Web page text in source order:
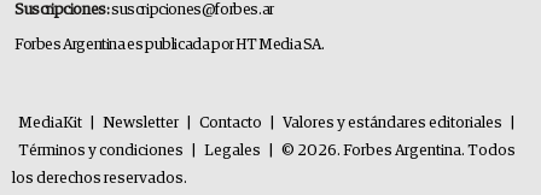
Suscripciones:suscripciones@forbes.ar
Forbes Argentina es publicada por HT Media SA.
MediaKit Newsletter Contacto Valores y estándares editoriales
Términos y condiciones
Legales
© 2026. Forbes Argentina. Todos
los derechos reservados.